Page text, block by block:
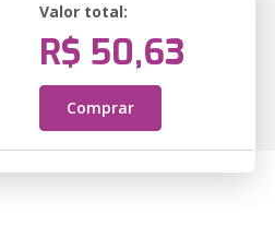
Valor total:
R$ 50,63
Comprar